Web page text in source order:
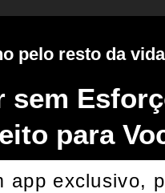
pelo resto da vida
sem
para
app exclusivo,